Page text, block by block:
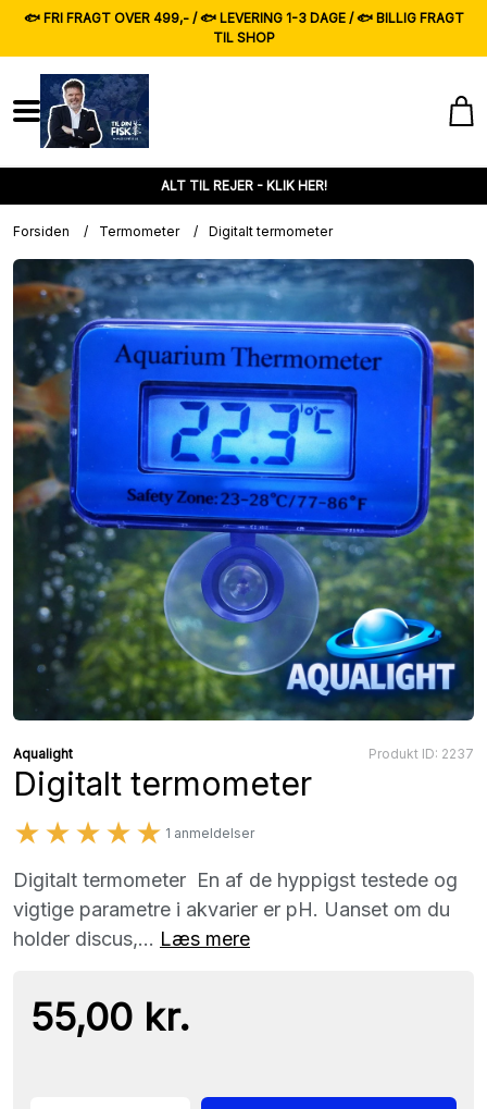
🐟 FRI FRAGT OVER 499,- / 🐟 LEVERING 1-3 DAGE / 🐟 BILLIG FRAGT
TIL SHOP
ALT TIL REJER - KLIK HER!
Forsiden / Termometer / Digitalt termometer
Aqualight Produkt ID: 2237
Digitalt termometer
★★★★★ 1 anmeldelser
Digitalt termometer En af de hyppigst testede og
vigtige parametre i akvarier er pH. Uanset om du
holder discus,... Læs mere
55,00 kr.